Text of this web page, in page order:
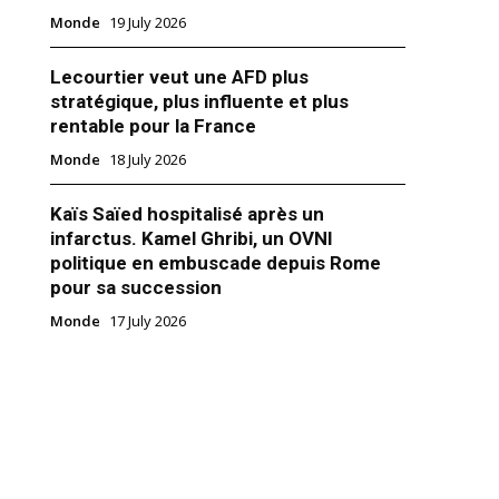
de la coopération
Monde 19 July 2026
Lecourtier veut une AFD plus
stratégique, plus influente et plus
rentable pour la France
Monde 18 July 2026
Kaïs Saïed hospitalisé après un
infarctus. Kamel Ghribi, un OVNI
politique en embuscade depuis Rome
pour sa succession
Monde 17 July 2026